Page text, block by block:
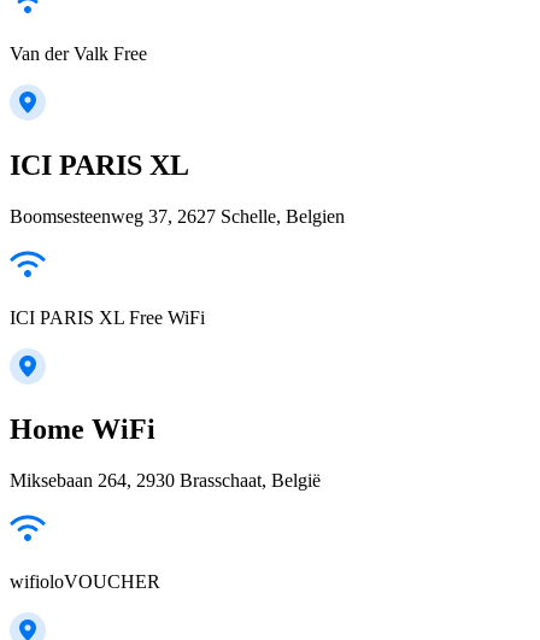
Van der Valk Free
ICI PARIS XL
Boomsesteenweg 37, 2627 Schelle, Belgien
ICI PARIS XL Free WiFi
Home WiFi
Miksebaan 264, 2930 Brasschaat, België
wifioloVOUCHER